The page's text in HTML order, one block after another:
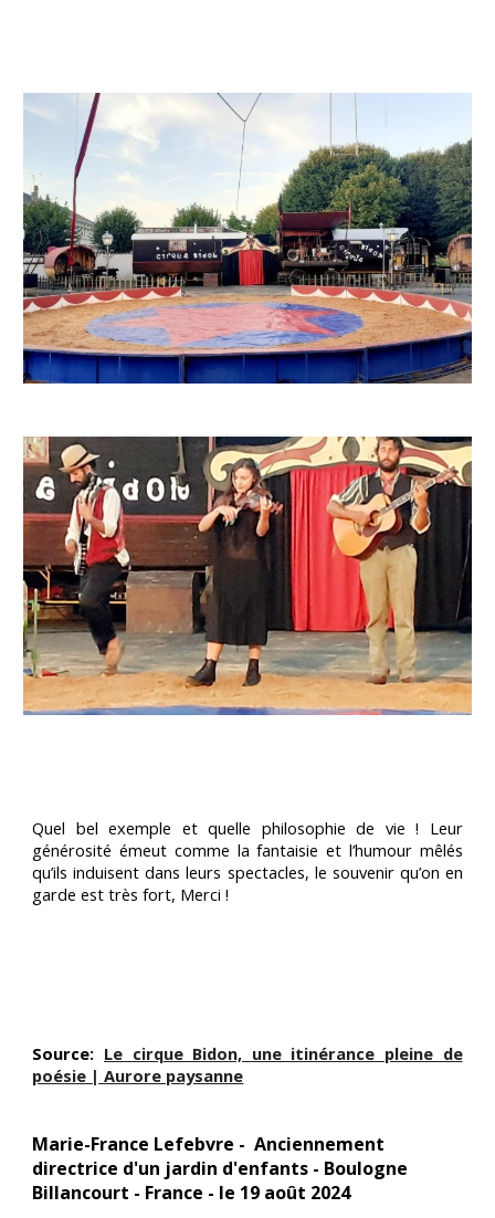
Quel bel exemple et quelle philosophie de vie ! Leur
générosité émeut comme la fantaisie et l’humour mêlés
qu’ils induisent dans leurs spectacles, le souvenir qu’on en
garde est très fort, Merci !
Source: Le cirque Bidon, une itinérance pleine de
poésie | Aurore paysanne
Marie-France Lefebvre - Anciennement
directrice d'un jardin d'enfants - Boulogne
Billancourt - France - le 19 août 2024